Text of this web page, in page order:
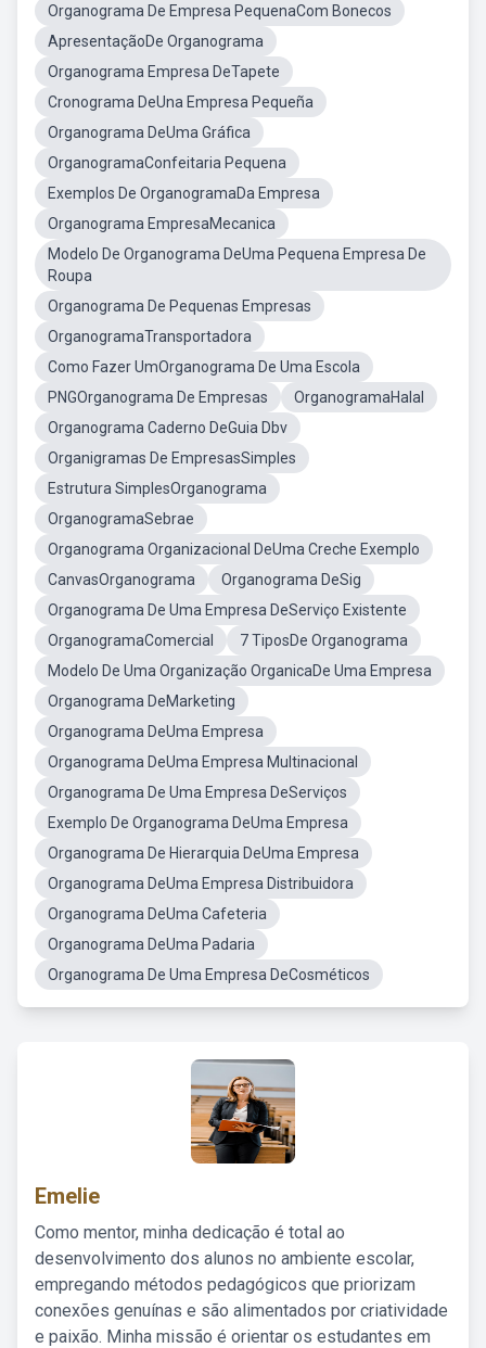
Organograma De Empresa PequenaCom Bonecos
ApresentaçãoDe Organograma
Organograma Empresa DeTapete
Cronograma DeUna Empresa Pequeña
Organograma DeUma Gráfica
OrganogramaConfeitaria Pequena
Exemplos De OrganogramaDa Empresa
Organograma EmpresaMecanica
Modelo De Organograma DeUma Pequena Empresa De
Roupa
Organograma De Pequenas Empresas
OrganogramaTransportadora
Como Fazer UmOrganograma De Uma Escola
PNGOrganograma De Empresas
OrganogramaHalal
Organograma Caderno DeGuia Dbv
Organigramas De EmpresasSimples
Estrutura SimplesOrganograma
OrganogramaSebrae
Organograma Organizacional DeUma Creche Exemplo
CanvasOrganograma
Organograma DeSig
Organograma De Uma Empresa DeServiço Existente
OrganogramaComercial
7 TiposDe Organograma
Modelo De Uma Organização OrganicaDe Uma Empresa
Organograma DeMarketing
Organograma DeUma Empresa
Organograma DeUma Empresa Multinacional
Organograma De Uma Empresa DeServiços
Exemplo De Organograma DeUma Empresa
Organograma De Hierarquia DeUma Empresa
Organograma DeUma Empresa Distribuidora
Organograma DeUma Cafeteria
Organograma DeUma Padaria
Organograma De Uma Empresa DeCosméticos
Emelie
Como mentor, minha dedicação é total ao
desenvolvimento dos alunos no ambiente escolar,
empregando métodos pedagógicos que priorizam
conexões genuínas e são alimentados por criatividade
e paixão. Minha missão é orientar os estudantes em